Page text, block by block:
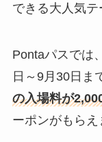
できる大人気テ
Pontaパスでは
日～9月30日ま
の入場料が
ーポンがもらえ